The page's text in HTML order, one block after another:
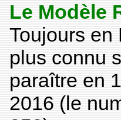
Le Modèle
Toujours
plus connu
paraître en
2016 (le